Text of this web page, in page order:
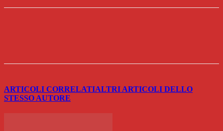
ARTICOLI CORRELATIALTRI ARTICOLI DELLO
STESSO AUTORE